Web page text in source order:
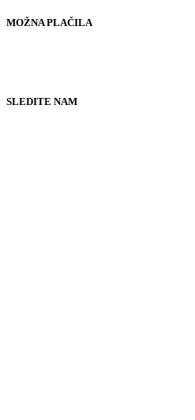
MOŽNA PLAČILA
SLEDITE NAM